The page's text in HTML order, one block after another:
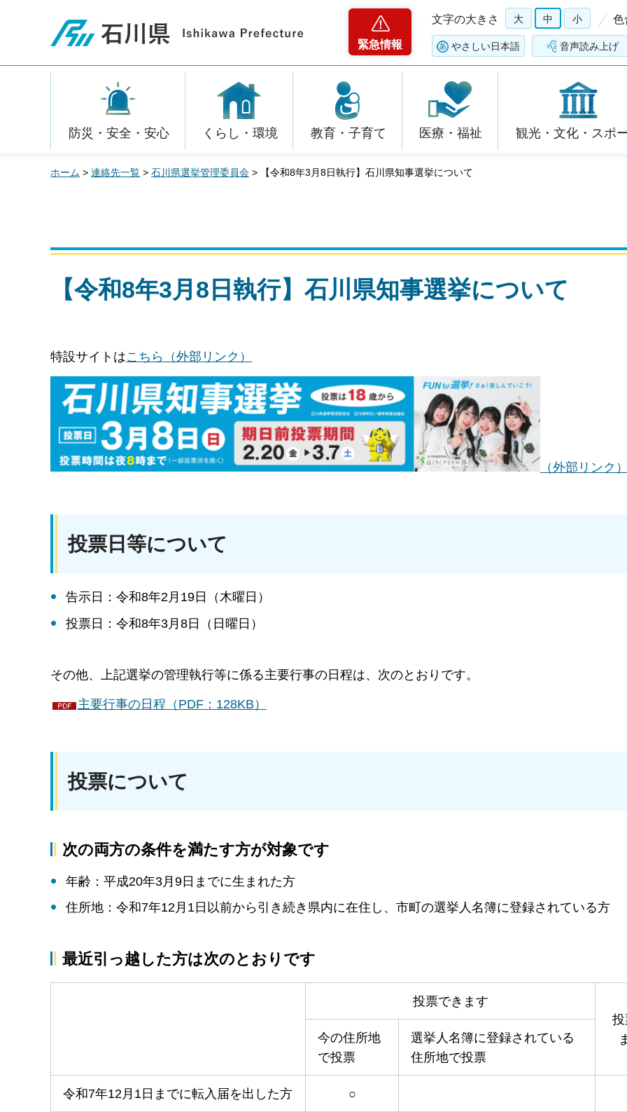
石川県
緊急情報
文字の大きさ 大 中 小 色
やさしい日本語 音声読み上げ
防災・安全・安心 くらし・環境 教育・子育て 医療・福祉 観光・文化・スポ
ホーム > 連絡先一覧 > 石川県選挙管理委員会 > 【令和8年3月8日執行】石川県知事選挙について
【令和8年3月8日執行】石川県知事選挙について
特設サイトはこちら（外部リンク）
（外部リンク）
投票日等について
告示日：令和8年2月19日（木曜日）
投票日：令和8年3月8日（日曜日）
その他、上記選挙の管理執行等に係る主要行事の日程は、次のとおりです。
主要行事の日程（PDF：128KB）
投票について
次の両方の条件を満たす方が対象です
年齢：平成20年3月9日までに生まれた方
住所地：令和7年12月1日以前から引き続き県内に在住し、市町の選挙人名簿に登録されている方
最近引っ越した方は次のとおりです
投票できます
投
今の住所地
で投票
選挙人名簿に登録されている
住所地で投票
令和7年12月1日までに転入届を出した方 ○